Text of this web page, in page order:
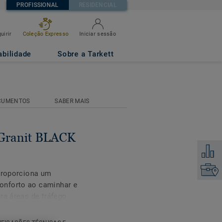
PROFISSIONAL RESIDENCIAL
Coleção Expresso Iniciar sessão
Sobre a Tarkett
SABER MAIS
BLACK
um
ao caminhar e
ao desgaste,